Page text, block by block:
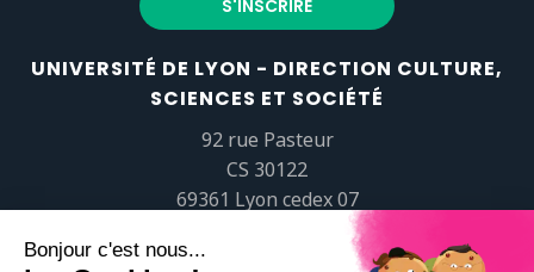
UNIVERSITÉ DE LYON - DIRECTION CULTURE,
SCIENCES ET SOCIÉTÉ
92 rue Pasteur
CS 30122
69361 Lyon cedex 07
popsciences@universite-lyon.fr
Tél.+33 (0)4 37 37 82 01